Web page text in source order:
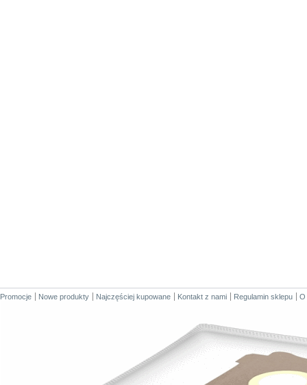
Promocje Nowe produkty Najczęściej kupowane Kontakt z nami Regulamin sklepu O